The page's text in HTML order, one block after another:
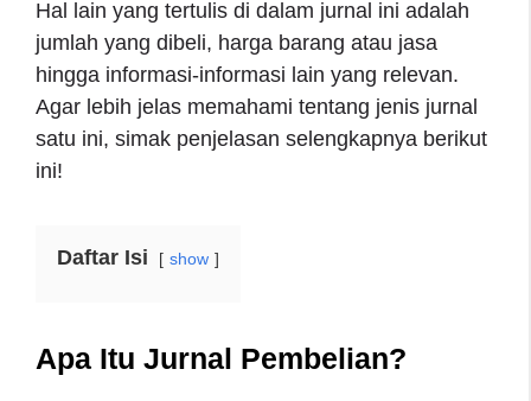
Hal lain yang tertulis di dalam jurnal ini adalah
jumlah yang dibeli, harga barang atau jasa
hingga informasi-informasi lain yang relevan.
Agar lebih jelas memahami tentang jenis jurnal
satu ini, simak penjelasan selengkapnya berikut
ini!
Daftar Isi show
Apa Itu Jurnal Pembelian?